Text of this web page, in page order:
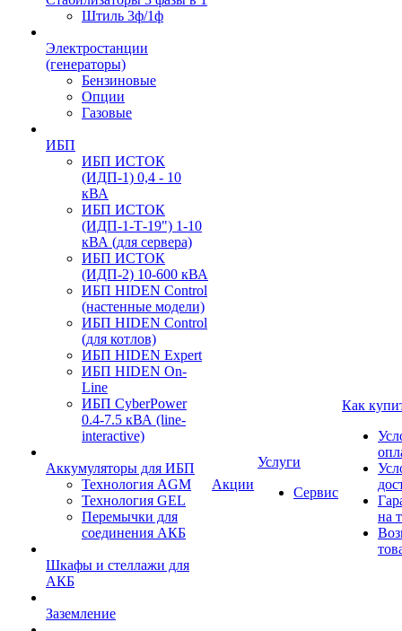
Штиль 3ф/1ф
Электростанции
(генераторы)
Бензиновые
Опции
Газовые
ИБП
ИБП ИСТОК
(ИДП-1) 0,4 - 10
кВА
ИБП ИСТОК
(ИДП-1-Т-19") 1-10
кВА (для сервера)
ИБП ИСТОК
(ИДП-2) 10-600 кВА
ИБП HIDEN Control
(настенные модели)
ИБП HIDEN Control
(для котлов)
ИБП HIDEN Expert
ИБП HIDEN On-
Line
ИБП CyberPower
0.4-7.5 кВА (line-
interactive)
Аккумуляторы для ИБП
Технология AGM
Технология GEL
Перемычки для
соединения АКБ
Шкафы и стеллажи для
АКБ
Заземление
Акции
Услуги
Сервис
Как
на